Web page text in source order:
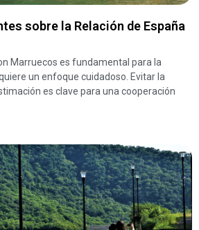
sobre la Relación de España
Marruecos es fundamental para la
un enfoque cuidadoso. Evitar la
es clave para una cooperación